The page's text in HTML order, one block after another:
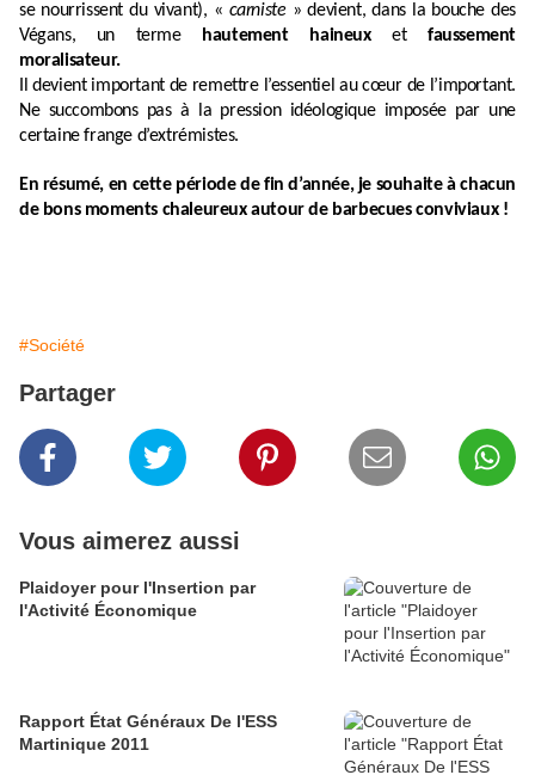
se nourrissent du vivant), « carniste» devient, dans la bouche des
Végans, un terme
hautement haineuxet faussement
moralisateur.
Il devient important de remettre l’essentiel au cœur de l’important.
Ne succombons pas à la pression idéologique imposée par une
certaine frange d’extrémistes.
En résumé, en cette période de fin d’année, je souhaite à chacun
de bons moments chaleureux autour de barbecues conviviaux !
#Société
Partager
Vous aimerez aussi
Plaidoyer pour l'Insertion par
l'Activité Économique
Rapport État Généraux De l'ESS
Martinique 2011